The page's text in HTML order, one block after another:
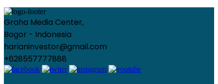
Graha Media Center,
Bogor - Indonesia
harianinvestor@gmail.com
+628557777888